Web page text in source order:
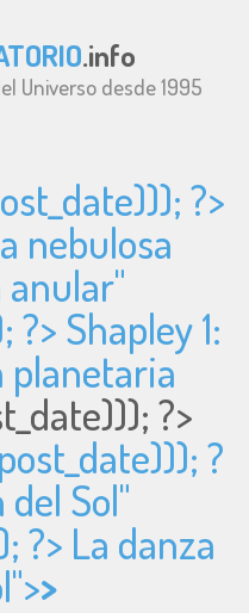
.info
Universo desde 1995
?>
nebulosa
Shapley 1:
planetaria
?>
post_date))); ?
del Sol"
?> La danza
>